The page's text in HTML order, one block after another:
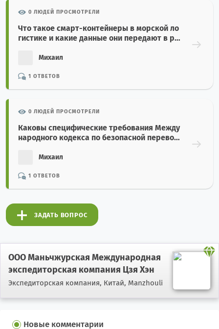
0 ЛЮДЕЙ ПРОСМОТРЕЛИ
Что такое смарт-контейнеры в морской ло
гистике и какие данные они передают в ре
Михаил
1 ОТВЕТОВ
0 ЛЮДЕЙ ПРОСМОТРЕЛИ
Каковы специфические требования Между
народного кодекса по безопасной перевоз
Михаил
1 ОТВЕТОВ
ЗАДАТЬ ВОПРОС
ООО Маньчжурская Международная
экспедиторская компания Цзя Хэн
Экспедиторская компания, Китай, Manzhouli
Новые комментарии